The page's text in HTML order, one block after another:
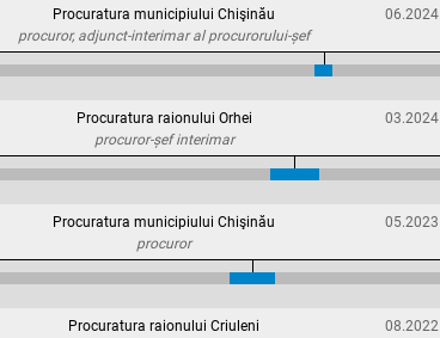
Procuratura municipiului Chişinău
06.2024
procuror, adjunct-interimar al procurorului-șef
Procuratura raionului Orhei
03.2024
procuror-șef interimar
Procuratura municipiului Chişinău
05.2023
procuror
Procuratura raionului Criuleni
08.2022